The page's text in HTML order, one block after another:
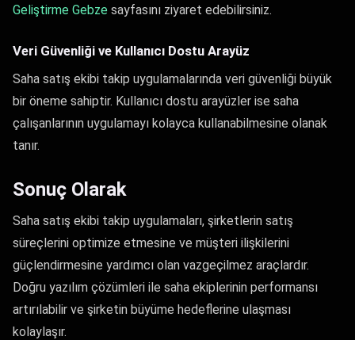
Geliştirme Gebze sayfasını ziyaret edebilirsiniz.
Veri Güvenliği ve Kullanıcı Dostu Arayüz
Saha satış ekibi takip uygulamalarında veri güvenliği büyük
bir öneme sahiptir. Kullanıcı dostu arayüzler ise saha
çalışanlarının uygulamayı kolayca kullanabilmesine olanak
tanır.
Sonuç Olarak
Saha satış ekibi takip uygulamaları, şirketlerin satış
süreçlerini optimize etmesine ve müşteri ilişkilerini
güçlendirmesine yardımcı olan vazgeçilmez araçlardır.
Doğru yazılım çözümleri ile saha ekiplerinin performansı
artırılabilir ve şirketin büyüme hedeflerine ulaşması
kolaylaşır.